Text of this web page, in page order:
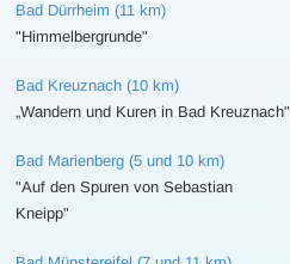
Bad Dürrheim (11 km)
"Himmelbergrunde"
Bad Kreuznach (10 km)
„Wandern und Kuren in Bad Kreuznach"
Bad Marienberg (5 und 10 km)
"Auf den Spuren von Sebastian
Kneipp"